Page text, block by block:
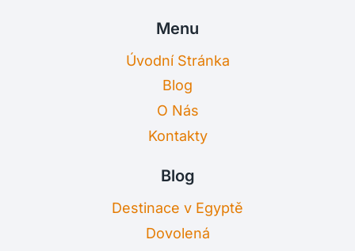
Menu
Úvodní Stránka
Blog
O Nás
Kontakty
Blog
Destinace v Egyptě
Dovolená